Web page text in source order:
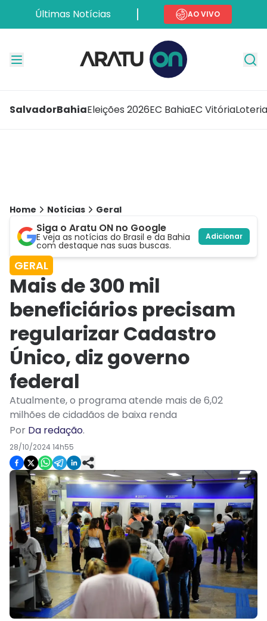
Últimas Notícias AO VIVO
SalvadorBahiaEleições 2026EC BahiaEC Vitória
Home Notícias Geral
Siga o Aratu ON no Google
E veja as notícias do Brasil e da Bahia
com destaque nas suas buscas.
Adicionar
GERAL
Mais de 300 mil
beneficiários precisam
regularizar Cadastro
Único, diz governo
federal
Atualmente, o programa atende mais de 6,02
milhões de cidadãos de baixa renda
Por Da redação.
28/10/2024 14h55